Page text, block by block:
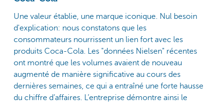
Une valeur établie, une marque iconique. Nul besoin
d'explication: nous constatons que les
consommateurs nourrissent un lien fort avec les
produits Coca-Cola. Les "données Nielsen" récentes
ont montré que les volumes avaient de nouveau
augmenté de manière significative au cours des
dernières semaines, ce qui a entraîné une forte hausse
du chiffre d’affaires. L’entreprise démontre ainsi le